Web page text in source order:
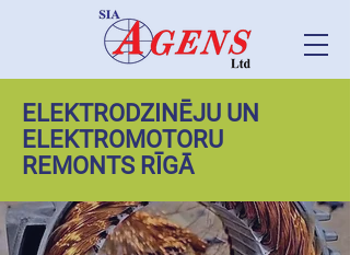
ELEKTRODZINĒJU UN
ELEKTROMOTORU
REMONTS RĪGĀ